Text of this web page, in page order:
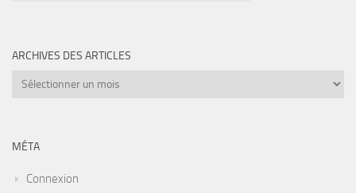
ARCHIVES DES ARTICLES
Archives
MÉTA
Connexion